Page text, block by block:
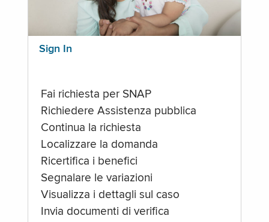
Sign In
Fai richiesta per SNAP
Richiedere Assistenza pubblica
Continua la richiesta
Localizzare la domanda
Ricertifica i benefici
Segnalare le variazioni
Visualizza i dettagli sul caso
Invia documenti di verifica